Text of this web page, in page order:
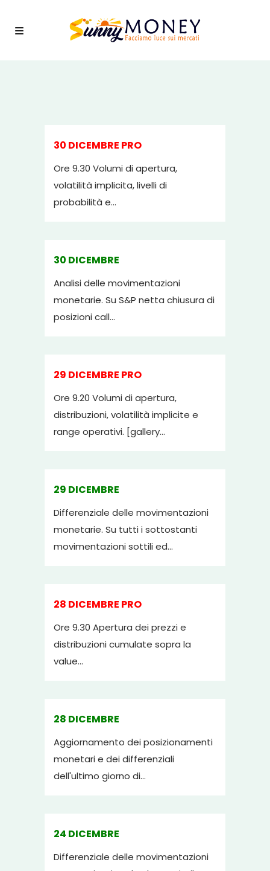
30 DICEMBRE PRO
Ore 9.30 Volumi di apertura,
volatilità implicita, livelli di
probabilità e...
30 DICEMBRE
Analisi delle movimentazioni
monetarie. Su S&P netta chiusura di
posizioni call...
29 DICEMBRE PRO
Ore 9.20 Volumi di apertura,
distribuzioni, volatilità implicite e
range operativi. [gallery...
29 DICEMBRE
Differenziale delle movimentazioni
monetarie. Su tutti i sottostanti
movimentazioni sottili ed...
28 DICEMBRE PRO
Ore 9.30 Apertura dei prezzi e
distribuzioni cumulate sopra la
value...
28 DICEMBRE
Aggiornamento dei posizionamenti
monetari e dei differenziali
dell'ultimo giorno di...
24 DICEMBRE
Differenziale delle movimentazioni